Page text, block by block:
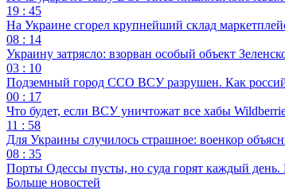
19 : 45
На Украине сгорел крупнейший склад
08 : 14
Украину затрясло: взорван особый объект
03 : 10
Подземный город ССО ВСУ разрушен. Как
00 : 17
Что будет, если ВСУ уничтожат все хабы
11 : 58
Для Украины случилось страшное: военкор
08 : 35
Порты Одессы пусты, но суда горят каждый день.
Больше новостей